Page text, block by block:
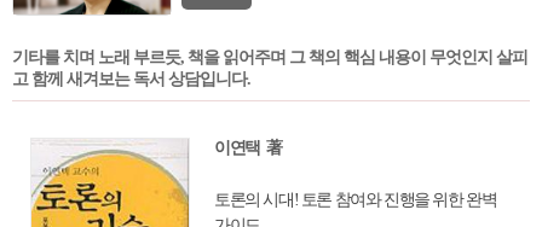
기타를 치며 노래 부르듯, 책을 읽어주며 그 책의 핵심 내용이 무엇인지 살피
고 함께 새겨보는 독서 상담입니다.
이연택 著
토론의 시대! 토론 참여와 진행을 위한 완벽